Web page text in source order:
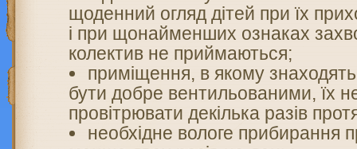
щоденний огляд дітей при їх
і при щонайменших ознаках
колектив не приймаються;
приміщення, в якому
бути добре вентильованими, їх
провітрювати декілька разів
необхідне вологе прибирання